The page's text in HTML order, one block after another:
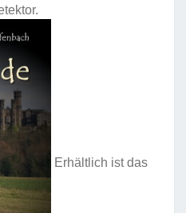
Erhältlich ist das